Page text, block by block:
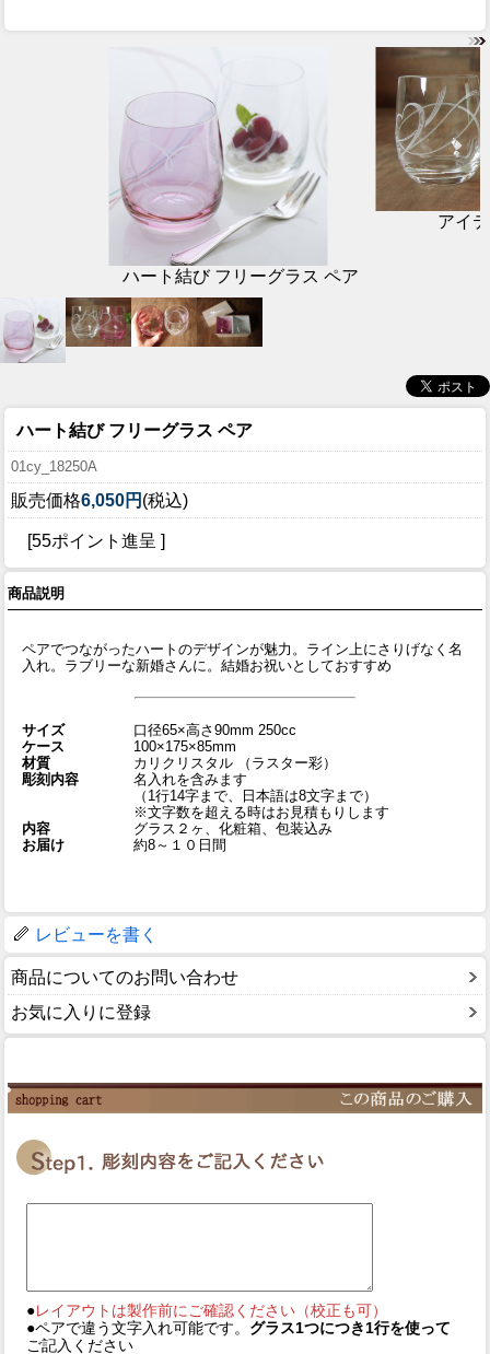
ハート結び フリーグラス ペア
アイ
ハート結び フリーグラス ペア
01cy_18250A
販売価格6,050円 (税込)
[55ポイント進呈 ]
商品説明
ペアでつながったハートのデザインが魅力。ライン上にさりげなく名
入れ。ラブリーな新婚さんに。結婚お祝いとしておすすめ
サイズ
口径65×高さ90mm 250cc
ケース
100×175×85mm
材質
カリクリスタル （ラスター彩）
彫刻内容
名入れを含みます
（1行14字まで、日本語は8文字まで）
※文字数を超える時はお見積もりします
内容
グラス２ヶ、化粧箱、包装込み
お届け
約8～１０日間
レビューを書く
商品についてのお問い合わせ
お気に入りに登録
●レイアウトは製作前にご確認ください（校正も可）
●ペアで違う文字入れ可能です。 グラス1つにつき1行を使って
ご記入ください